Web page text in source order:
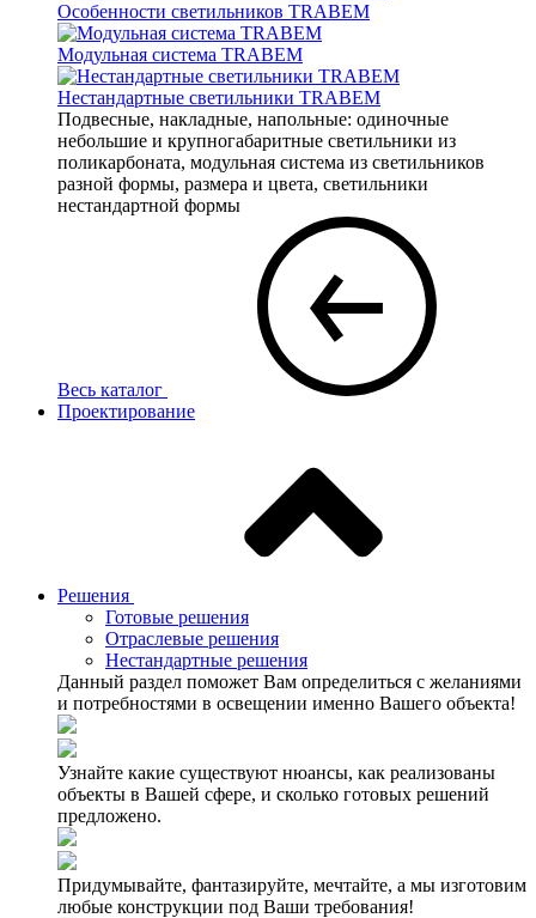
Особенности светильников TRABEM
Модульная система TRABEM
Нестандартные светильники TRABEM
Подвесные, накладные, напольные: одиночные
небольшие и крупногабаритные светильники из
поликарбоната, модульная система из светильников
разной формы, размера и цвета, светильники
нестандартной формы
Весь каталог
Проектирование
Решения
Готовые решения
Отраслевые решения
Нестандартные решения
Данный раздел поможет Вам определиться с желаниями
и потребностями в освещении именно Вашего объекта!
Узнайте какие существуют нюансы, как реализованы
объекты в Вашей сфере, и сколько готовых решений
предложено.
Придумывайте, фантазируйте, мечтайте, а мы изготовим
любые конструкции под Ваши требования!